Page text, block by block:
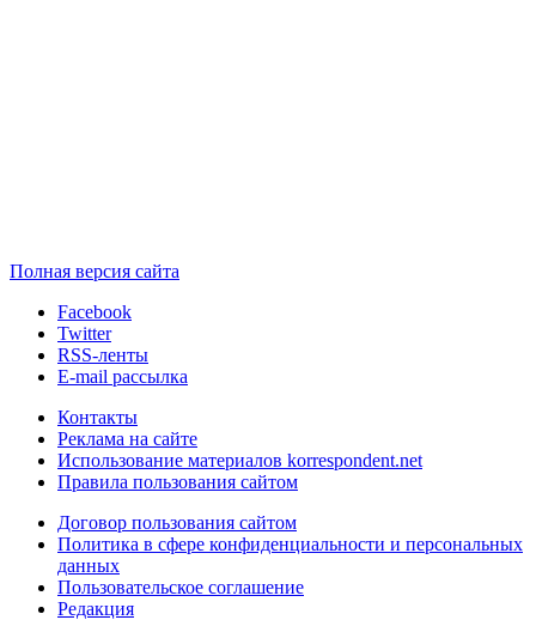
Полная версия сайта
Facebook
Twitter
RSS-ленты
E-mail рассылка
Контакты
Реклама на сайте
Использование материалов korrespondent.net
Правила пользования сайтом
Договор пользования сайтом
Политика в сфере конфиденциальности и персональных
данных
Пользовательское соглашение
Редакция